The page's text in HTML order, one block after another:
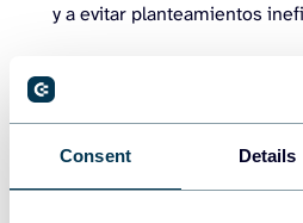
Consent Details
y a evitar planteamientos
Cómo utilizar esta plantilla
instrucciones de uso en la pestaña
tu cuenta de HubSpot con el